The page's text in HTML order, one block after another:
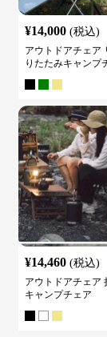
¥14,000 (税込)
アウトドアチェア
りたたみキャンプ
¥14,460 (税込)
アウトドアチェア
キャンプチェア